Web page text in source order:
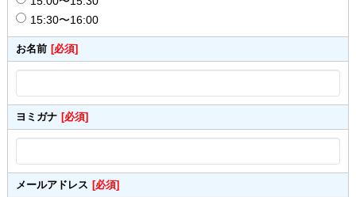
15:30〜16:00
お名前 [必須]
ヨミガナ [必須]
メールアドレス [必須]